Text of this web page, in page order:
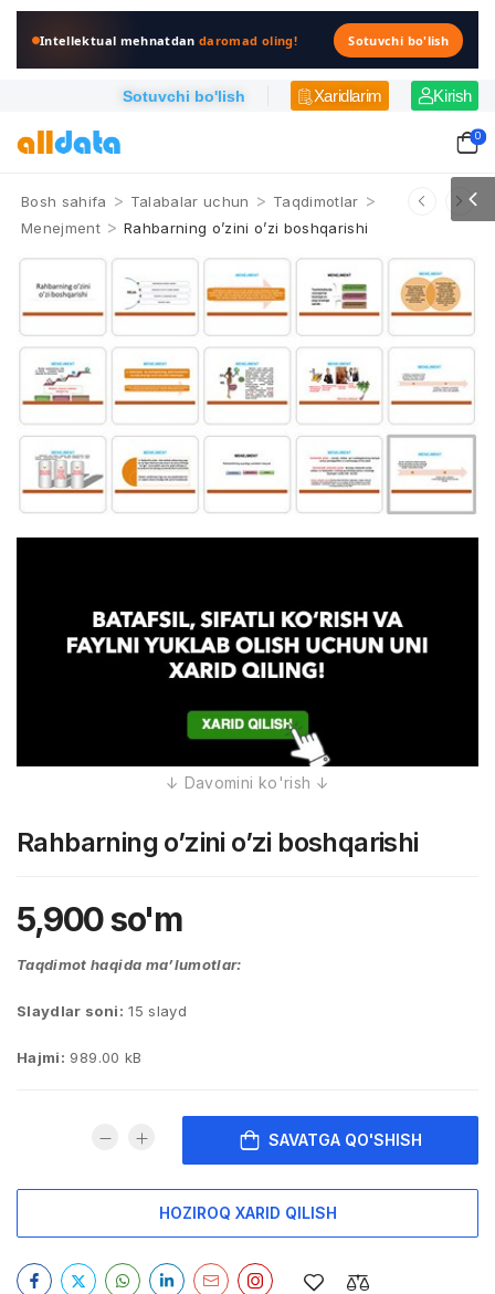
Intellektual mehnatdandaromad oling! Sotuvchi bo'lish
Sotuvchi bo'lish Xaridlarim Kirish
0
Bosh sahifa > Talabalar uchun > Taqdimotlar >
Menejment > Rahbarning o’zini o’zi boshqarishi
Rahbarning o’zini o’zi boshqarishi
5,900so'm
Taqdimot haqida ma’lumotlar:
Slaydlar soni: 15 slayd
Hajmi: 989.00 kB
SAVATGA QO'SHISH
HOZIROQ XARID QILISH